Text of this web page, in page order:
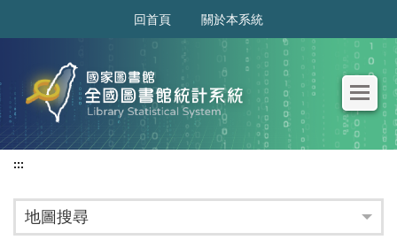
回首頁 關於本系統
:::
地圖搜尋